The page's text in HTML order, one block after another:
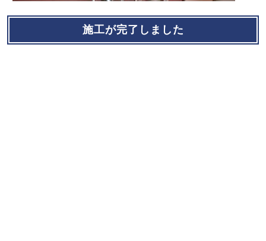
施工が完了しました